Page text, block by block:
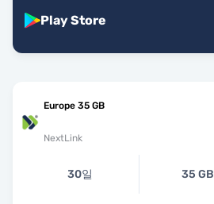
Play Store
Europe 35 GB
NextLink
30일 35 GB